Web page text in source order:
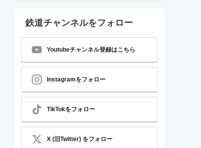
鉄道チャンネルをフォロー
Youtubeチャンネル登録はこちら
Instagramをフォロー
TikTokをフォロー
X (旧Twitter) をフォロー